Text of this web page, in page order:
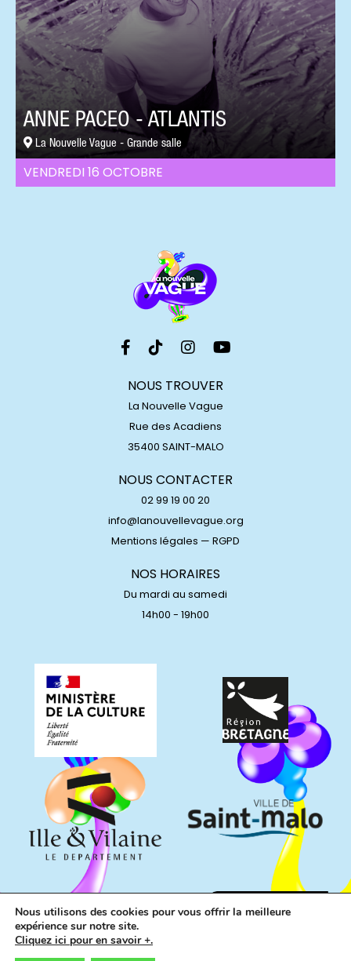
VENDREDI 16 OCTOBRE
ANNE PACEO - ATLANTIS
La Nouvelle Vague - Grande salle
NOUS TROUVER
La Nouvelle Vague
Rue des Acadiens
35400 SAINT-MALO
NOUS CONTACTER
02 99 19 00 20
info@lanouvellevague.org
Mentions légales — RGPD
NOS HORAIRES
Du mardi au samedi
14h00 - 19h00
Nous utilisons des cookies pour vous offrir la meilleure
expérience sur notre site.
Cliquez ici pour en savoir +.